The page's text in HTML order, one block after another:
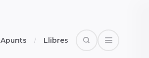
Apunts Llibres SearchOpen